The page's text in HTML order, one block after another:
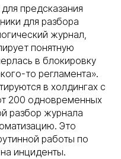
предсказания
для разбора
журнал,
понятную
в блокировку
то регламента».
в холдингах с
200 одновременных
разбор журнала
Это
работы по
инциденты.